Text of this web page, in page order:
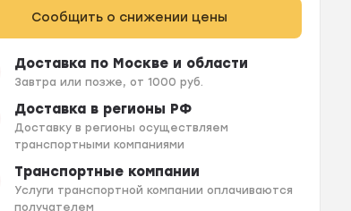
Сообщить о снижении цены
Доставка по Москве и области
Завтра или позже, от 1000 руб.
Доставка в регионы РФ
Доставку в регионы осуществляем
транспортными компаниями
Транспортные компании
Услуги транспортной компании оплачиваются
получателем